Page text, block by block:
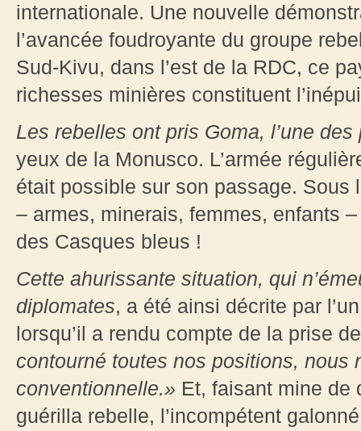
internationale. Une nouvelle
l’avancée foudroyante du groupe
Sud-Kivu, dans l’est de la RDC, ce
richesses minières constituent
Les rebelles ont pris Goma, l’une
yeux de la Monusco. L’armée
était possible sur son passage.
– armes, minerais, femmes, enfants
des Casques bleus !
Cette ahurissante situation, qui
diplomates, a été ainsi décrite par
lorsqu’il a rendu compte de la prise
contourné toutes nos positions, nous
conventionnelle.» Et, faisant mine de
guérilla rebelle, l’incompétent